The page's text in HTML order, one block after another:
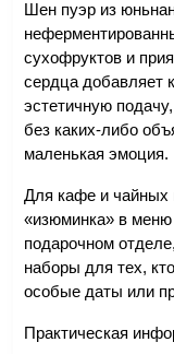
Шен пуэр из
сухофруктов и
сердца добавляет
эстетичную
без каких-либо
маленькая эмоция.
Для кафе и чайных
«изюминка» в
подарочном
наборы для тех,
особые даты или
Практическая